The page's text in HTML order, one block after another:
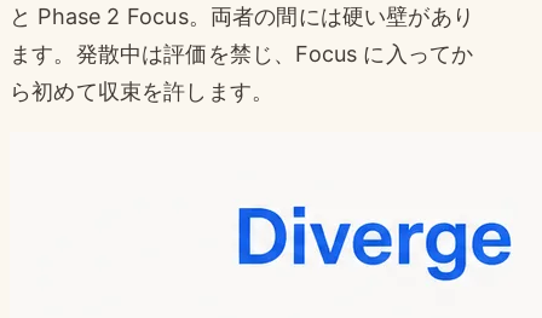
と Phase 2 Focus。両者の間には硬い壁があり
ます。発散中は評価を禁じ、Focus に入ってか
ら初めて収束を許します。